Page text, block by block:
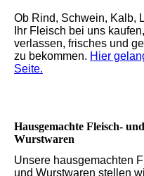
Ob Rind, Schwein, Kalb,
Ihr Fleisch bei uns
verlassen, frisches und
zu bekommen. Hier
Seite.
Hausgemachte Fleisch- und
Wurstwaren
Unsere hausgemachten
und Wurstwaren stellen